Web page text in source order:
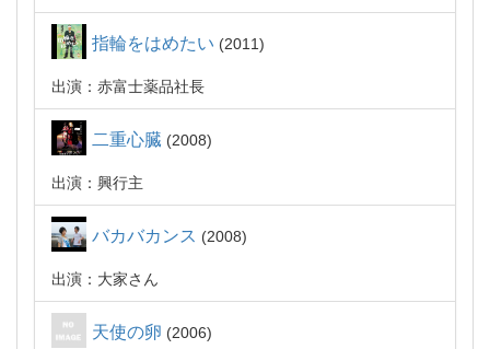
指輪をはめたい 2011
出演：赤富士薬品社長
二重心臓 2008
出演：興行主
バカバカンス 2008
出演：大家さん
天使の卵 2006